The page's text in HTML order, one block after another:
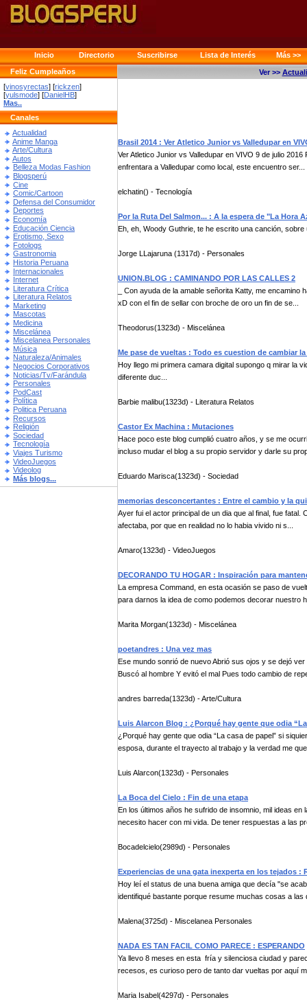
Inicio Directorio Suscribirse Lista de Interés
Más >>
Feliz Cumpleaños
[vinosyrectas] [rickzen]
[yulsmode] [DanielHB]
Mas..
Canales
Actualidad
Anime Manga
Arte/Cultura
Autos
Belleza Modas Fashion
Blogsperú
Cine
Comic/Cartoon
Defensa del Consumidor
Deportes
Economía
Educación Ciencia
Erotismo, Sexo
Fotologs
Gastronomia
Historia Peruana
Internacionales
Internet
Literatura Crítica
Literatura Relatos
Marketing
Mascotas
Medicina
Miscelánea
Miscelanea Personales
Música
Naturaleza/Animales
Negocios Corporativos
Noticias/Tv/Farándula
Personales
PodCast
Política
Politica Peruana
Recursos
Religión
Sociedad
Tecnología
Viajes Turismo
VideoJuegos
Videolog
Más blogs...
Ver >>
Brasil 2014 : Ver Atletico Junior vs Valledupar en
Ver Atletico Junior vs Valledupar en VIVO 9 de julio
enfrentara a Valledupar como local, este encuentro ser...
elchatin() - Tecnología
Por la Ruta Del Salmon... : A la espera de "La Hora
Eh, eh, Woody Guthrie, te he escrito una canción, sobre
Jorge LLajaruna (1317d) - Personales
UNION.BLOG : CAMINANDO POR LAS CALLES 2
_ Con ayuda de la amable señorita Katty, me
xD con el fin de sellar con broche de oro un fin de se...
Theodorus(1323d) - Miscelánea
Me pase de vueltas : Todo es cuestion de cambiar
Hoy llego mi primera camara digital supongo q mirar la
diferente duc...
Barbie malibu(1323d) - Literatura Relatos
Castor Ex Machina : Mutaciones
Hace poco este blog cumplió cuatro años, y se me
incluso mudar el blog a su propio servidor y darle su
Eduardo Marisca(1323d) - Sociedad
memorias desconcertantes : Entre el cambio y la
Ayer fui el actor principal de un dia que al final, fue
afectaba, por que en realidad no lo habia vivido ni s...
Amaro(1323d) - VideoJuegos
DECORANDO TU HOGAR : Inspiración para
La empresa Command, en esta ocasión se paso de
para darnos la idea de como podemos decorar nuestro
Marita Morgan(1323d) - Miscelánea
poetandres : Una vez mas
Ese mundo sonrió de nuevo Abrió sus ojos y se dejó
Buscó al hombre Y evitó el mal Pues todo cambio de
andres barreda(1323d) - Arte/Cultura
Luis Alarcon Blog : ¿Porqué hay gente que odia
¿Porqué hay gente que odia “La casa de papel” si
esposa, durante el trayecto al trabajo y la verdad me
Luis Alarcon(1323d) - Personales
La Boca del Cielo : Fin de una etapa
En los últimos años he sufrido de insomnio, mil ideas
necesito hacer con mi vida. De tener respuestas a las
Bocadelcielo(2989d) - Personales
Experiencias de una gata inexperta en los tejados :
Hoy leí el status de una buena amiga que decía "se
identifiqué bastante porque resume muchas cosas a las
Malena(3725d) - Miscelanea Personales
NADA ES TAN FACIL COMO PARECE : ESPERANDO
Ya llevo 8 meses en esta fría y silenciosa ciudad y
recesos, es curioso pero de tanto dar vueltas por aquí
Maria Isabel(4297d) - Personales